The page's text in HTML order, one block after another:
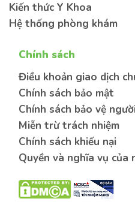
Kiến thức Y Khoa
Hệ thống phòng khám
Chính sách
Điều khoản giao dịch
Chính sách bảo mật
Chính sách bảo vệ
Miễn trừ trách nhiệm
Chính sách khiếu nại
Quyền và nghĩa vụ của
Gửi